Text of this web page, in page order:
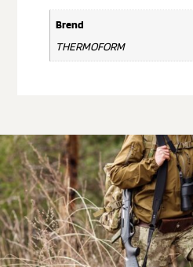
Brend
THERMOFORM